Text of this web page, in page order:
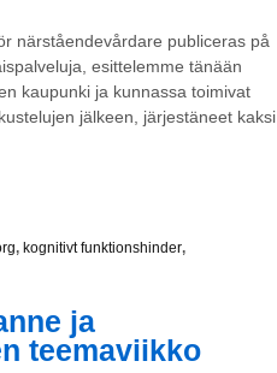
närståendevårdare publiceras på
esittelemme tänään
kaupunki ja kunnassa toimivat
jälkeen, järjestäneet kaksi
, kognitivt funktionshinder,
ja
teemaviikko